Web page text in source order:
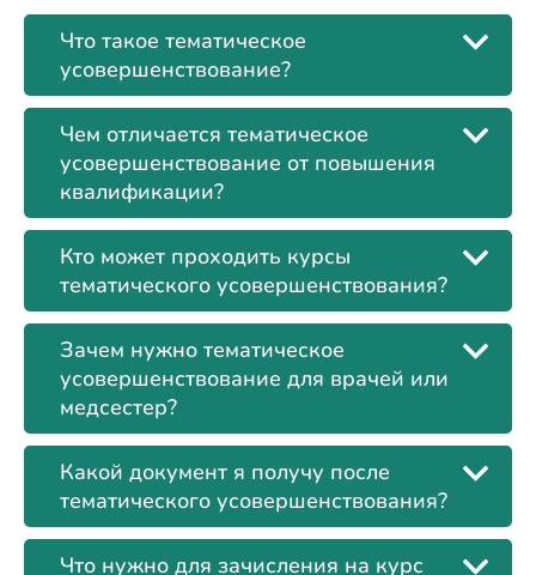
Что такое тематическое
усовершенствование?
Чем отличается тематическое
усовершенствование от повышения
квалификации?
Кто может проходить курсы
тематического усовершенствования?
Зачем нужно тематическое
усовершенствование для врачей или
медсестер?
Какой документ я получу после
тематического усовершенствования?
Что нужно для зачисления на курс